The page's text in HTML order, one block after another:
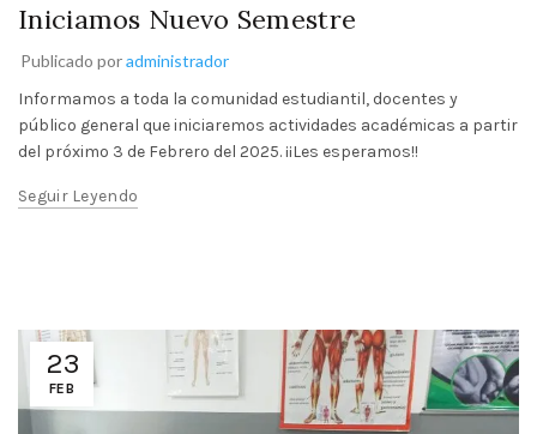
Iniciamos Nuevo Semestre
Publicado poradministrador
Informamos a toda la comunidad estudiantil, docentes y
público general que iniciaremos actividades académicas a partir
del próximo 3 de Febrero del 2025. ¡¡Les esperamos!!
Seguir Leyendo
23
FEB